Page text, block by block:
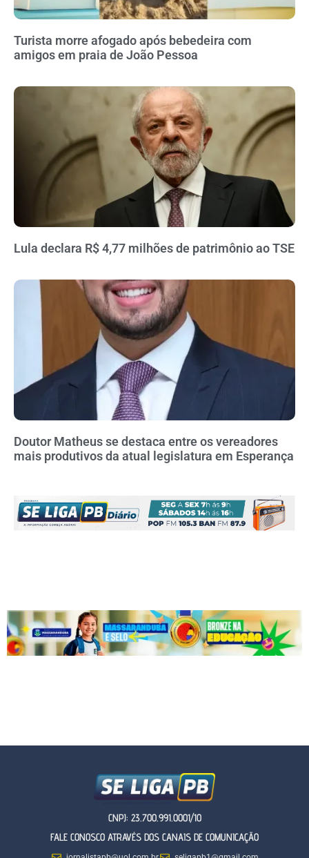
Turista morre afogado após bebedeira com
amigos em praia de João Pessoa
Lula declara R$ 4,77 milhões de patrimônio ao TSE
Doutor Matheus se destaca entre os vereadores
mais produtivos da atual legislatura em Esperança
CNPJ: 23.700.991.0001/10
FALE CONOSCO ATRAVÉS DOS CANAIS DE COMUNICAÇÃO